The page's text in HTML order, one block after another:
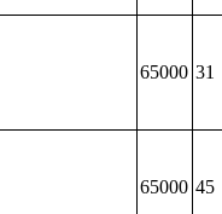
65000 31
65000 45